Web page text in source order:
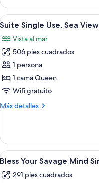
Single
Use
Abrir
todas
las
fotos
de
Suite
Single
Sea
6
Suite Single Use, Sea View
Vista al mar
506 pies cuadrados
1 persona
1 cama Queen
Wifi gratuito
Más detalles
Más
Single
Use,
Sea
Abrir
todas
las
6
Bless Your Savage Mind
291 pies cuadrados